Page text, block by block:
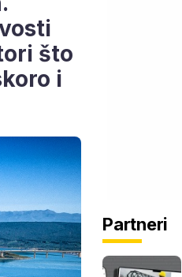
što
i
Partneri